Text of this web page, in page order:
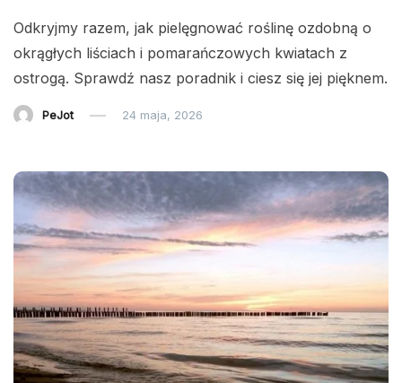
Odkryjmy razem, jak pielęgnować roślinę ozdobną o
okrągłych liściach i pomarańczowych kwiatach z
ostrogą. Sprawdź nasz poradnik i ciesz się jej pięknem.
PeJot 24 maja, 2026